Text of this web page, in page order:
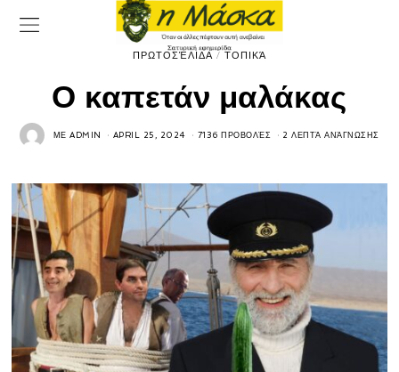
ΠΡΩΤΟΣΈΛΙΔΑ / ΤΟΠΙΚΆ
Ο καπετάν μαλάκας
ΜΕADMIN APRIL 25, 2024 7136 ΠΡΟΒΟΛΈΣ 2 ΛΕΠΤΆ ΑΝΆΓΝΩΣΗΣ